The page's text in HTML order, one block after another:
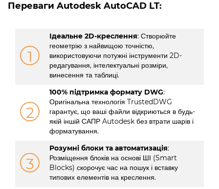
Переваги Autodesk AutoCAD LT:
1
Ідеальне 2D-креслення: Створюйте
геометрію з найвищою точністю,
використовуючи потужні інструменти 2D-
редагування, інтелектуальні розміри,
винесення та таблиці.
2
100% підтримка формату DWG:
Оригінальна технологія TrustedDWG
гарантує, що ваші файли відкриються в будь-
якій іншій САПР Autodesk без втрати шарів і
форматування.
3
Розумні блоки та автоматизація:
Розміщення блоків на основі ШІ (Smart
Blocks) скорочує час на пошук і вставку
типових елементів на креслення.